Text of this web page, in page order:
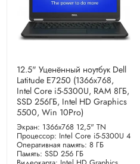
12.5" Уценённый ноутбук Dell
Latitude E7250 (1366x768,
Intel Core i5-5300U, RAM 8ГБ,
SSD 256ГБ, Intel HD Graphics
5500, Win 10Pro)
Экран: 1366x768 12,5" TN
Процессор: Intel Core i5-5300U 4
Оперативная память: 8 ГБ
Память: SSD 256 ГБ